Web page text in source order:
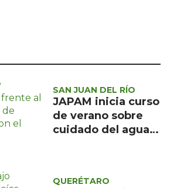
Política
Asuntos Sociales
SAN JUAN DEL RÍO
JAPAM inicia curso
de verano sobre
cuidado del agua
QUERÉTARO